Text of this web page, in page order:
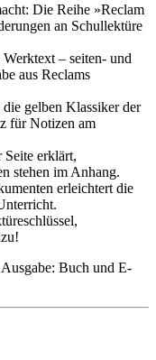
Die Reihe »Reclam
an Schullektüre
– seiten- und
aus Reclams
gelben Klassiker der
für Notizen am
erklärt,
stehen im Anhang.
erleichtert die
Buch und E-